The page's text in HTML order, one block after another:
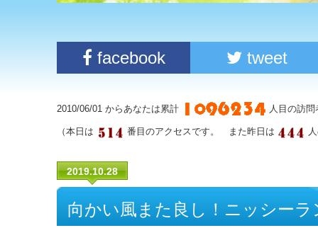
facebook tweet
2010/06/01 からあなたは累計 人目の訪
（本日は 番目のアクセスです。 また昨日は
2019.10.28
向かい風また良し！ニッシー